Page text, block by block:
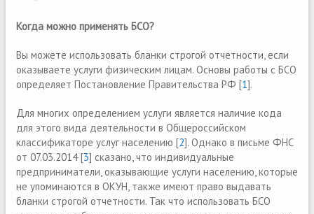
Когда можно применять БСО?
Вы можете использовать бланки строгой отчетности, если
оказываете услуги физическим лицам. Основы работы с БСО
определяет Постановление Правительства РФ [1].
Для многих определением услуги является наличие кода
для этого вида деятельности в Общероссийском
классификаторе услуг населению [2]. Однако в письме ФНС
от 07.03.2014 [3] сказано, что индивидуальные
предприниматели, оказывающие услуги населению, которые
не упоминаются в ОКУН, также имеют право выдавать
бланки строгой отчетности. Так что использовать БСО